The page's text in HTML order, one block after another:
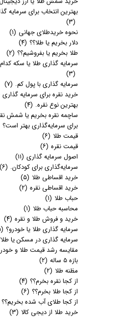
بهترین انتخاب برای سرمایه
(۳)
نحوه خریدطلای جهانی (۱)
دلار بخریم یا طلا؟؟ (۴)
طلا بخریم یا بفروشیم؟؟ (۲)
سرمایه گذاری طلا یا سکه
(۳)
سرمایه گذاری با پول کم. (۷)
خرید نقره برای سرمایه
بهترین نوع نقره. (۴)
ساچمه نقره بخریم یا شمش
برای سرمایه‌گذاری بهتر است؟
قیمت طلا (۶)
قیمت نقره (۶)
اصول سرمایه گذاری (۱۱)
سرمایه‌گذاری برای کودکان. (۶)
خرید اقساطی طلا (۵)
خرید اقساطی نقره (۲)
حباب طلا (۱)
محاسبه حباب طلا (۱)
خرید و فروش طلا و نقره (۴)
سرمایه گذاری طلا یا خودرو؟ (۵)
سرمایه گذاری در مسکن یا
مقایسه رشد قیمت طلا و
بازه 5 ساله
(۲)
مظنه طلا (۲)
از کجا نقره بخرم؟؟ (۴)
از کجا طلا بخرم؟؟ (۶)
از کجا طلای آب شده بخریم؟؟
خرید طلا از دیجی کالا (۳)